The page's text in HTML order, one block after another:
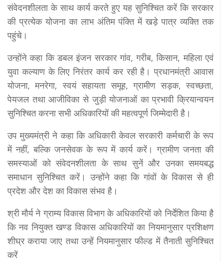
संवेदनशीलता के साथ कार्य करते हुए यह सुनिश्चित करें कि सरकार
की प्रत्येक योजना का लाभ अंतिम पंक्ति में खड़े पात्र व्यक्ति तक
पहुंचे।
उन्होंने कहा कि डबल इंजन सरकार गांव, गरीब, किसान, महिला एवं
युवा कल्याण के लिए निरंतर कार्य कर रही है। प्रधानमंत्री आवास
योजना, मनरेगा, स्वयं सहायता समूह, ग्रामीण सड़क, स्वच्छता,
पेयजल तथा आजीविका से जुड़ी योजनाओं का प्रभावी क्रियान्वयन
सुनिश्चित करना सभी अधिकारियों की महत्वपूर्ण जिम्मेदारी है।
उप मुख्यमंत्री ने कहा कि अधिकारी केवल सरकारी कर्मचारी के रूप
में नहीं, बल्कि जनसेवक के रूप में कार्य करें। ग्रामीण जनता की
समस्याओं को संवेदनशीलता के साथ सुनें और उनका समयबद्ध
समाधान सुनिश्चित करें। उन्होंने कहा कि गांवों के विकास से ही
प्रदेश और देश का विकास संभव है।
श्री मौर्य ने ग्राम्य विकास विभाग के अधिकारियों को निर्देशित किया है
कि नव नियुक्त खण्ड विकास अधिकारियों का नियमानुसार प्रशिक्षण
शीघ्र कराया जाए तथा उन्हें नियमानुसार फील्ड में तैनाती सुनिश्चित
करें